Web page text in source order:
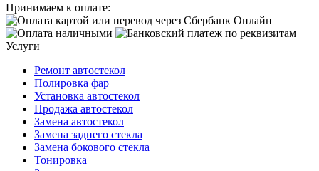
Принимаем к оплате:
Услуги
Ремонт автостекол
Полировка фар
Установка автостекол
Продажа автостекол
Замена автостекол
Замена заднего стекла
Замена бокового стекла
Тонировка